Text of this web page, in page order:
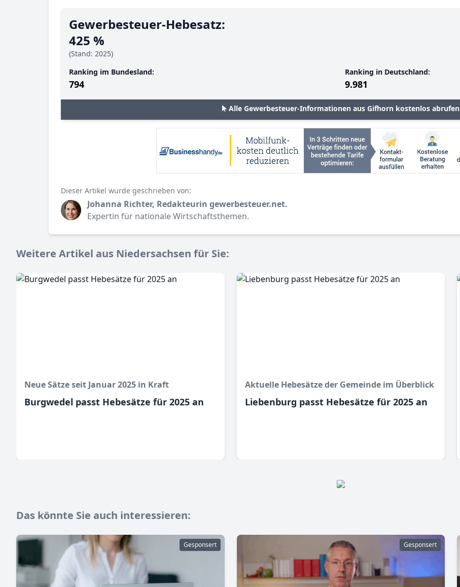
Gewerbesteuer-Hebesatz:
425 %
(Stand: 2025)
Ranking im Bundesland:
794
Ranking in Deutschland:
9.981
Alle Gewerbesteuer-Informationen aus Gifhorn kostenlos abrufen
Dieser Artikel wurde geschrieben von:
Johanna Richter, Redakteurin gewerbesteuer.net.
Expertin für nationale Wirtschaftsthemen.
Weitere Artikel aus Niedersachsen für Sie:
Neue Sätze seit Januar 2025 in Kraft
Burgwedel passt Hebesätze für 2025 an
Aktuelle Hebesätze der Gemeinde im Überblick
Liebenburg passt Hebesätze für 2025 an
Das könnte Sie auch interessieren:
Gesponsert Gesponsert